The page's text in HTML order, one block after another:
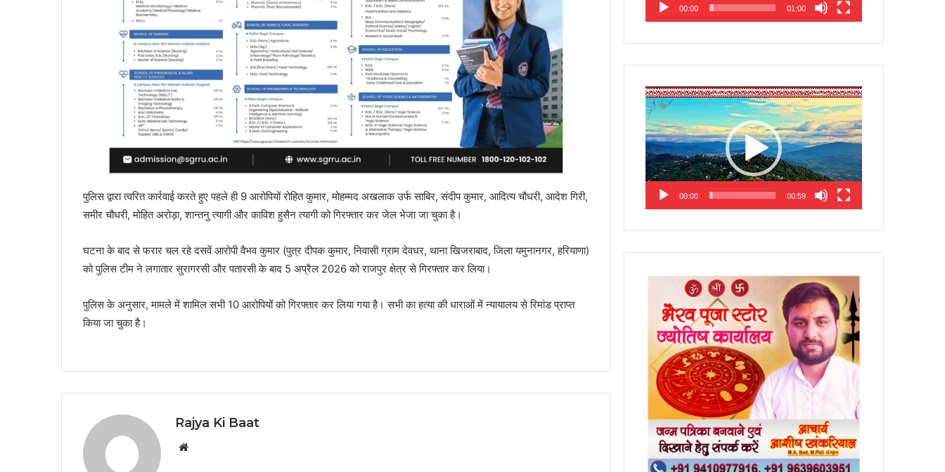
पुलिस द्वारा त्वरित कार्रवाई करते हुए पहले ही 9 आरोपियों रोहित कुमार, मोहम्मद अखलाक उर्फ साबिर, संदीप कुमार, आदित्य चौधरी, आदेश गिरी,
समीर चौधरी, मोहित अरोड़ा, शान्तनु त्यागी और काविश हुसैन त्यागी को गिरफ्तार कर जेल भेजा जा चुका है।
घटना के बाद से फरार चल रहे दसवें आरोपी वैभव कुमार (पुत्र दीपक कुमार, निवासी ग्राम देवधर, थाना खिजराबाद, जिला यमुनानगर, हरियाणा)
को पुलिस टीम ने लगातार सुरागरसी और पतारसी के बाद 5 अप्रैल 2026 को राजपुर क्षेत्र से गिरफ्तार कर लिया।
पुलिस के अनुसार, मामले में शामिल सभी 10 आरोपियों को गिरफ्तार कर लिया गया है। सभी का हत्या की धाराओं में न्यायालय से रिमांड प्राप्त
किया जा चुका है।
Rajya Ki Baat
00:00 01:00
Video
Player
00:00 00:59